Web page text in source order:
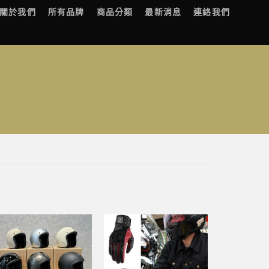
於我們 所有品牌 商品分類 最新消息 連絡我們